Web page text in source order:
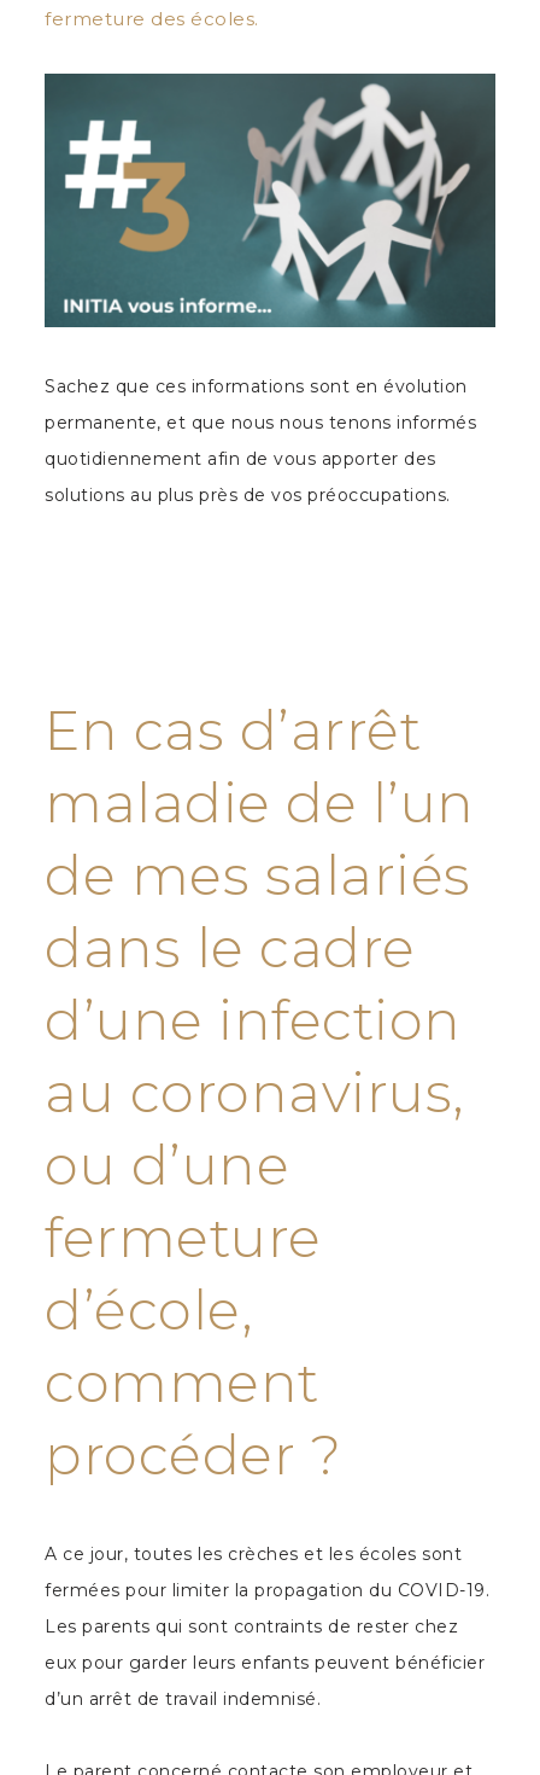
fermeture des écoles.
Sachez que ces informations sont en évolution
permanente, et que nous nous tenons informés
quotidiennement afin de vous apporter des
solutions au plus près de vos préoccupations.
En cas d’arrêt
maladie de l’un
de mes salariés
dans le cadre
d’une infection
au coronavirus,
ou d’une
fermeture
d’école,
comment
procéder ?
A ce jour, toutes les crèches et les écoles sont
fermées pour limiter la propagation du COVID-19.
Les parents qui sont contraints de rester chez
eux pour garder leurs enfants peuvent bénéficier
d’un arrêt de travail indemnisé.